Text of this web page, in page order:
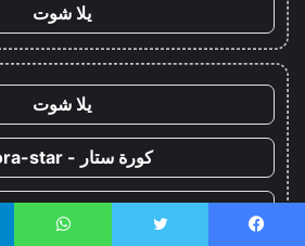
يلا شوت
يلا شوت
كورة ستار - koora-star
كورة جول - koora-goal